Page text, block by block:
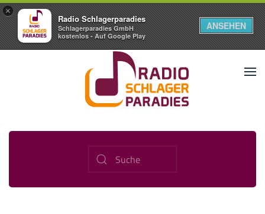
×
Radio Schlagerparadies
Schlagerparadies GmbH
kostenlos - Auf Google Play
ANSEHEN